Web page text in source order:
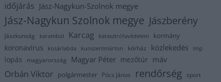
időjárás Jász-Nagykun-Szolnok megye
Jász-Nagykun Szolnok megye Jászberény
Jászkunság karambol Karcag katasztrófavédelem kormány
koronavírus kosárlabda kunszentmárton kórház közlekedés lmp
lopás magyarország Magyar Péter mezőtúr máv
Orbán Viktor polgármester Pócs János rendőrség sport